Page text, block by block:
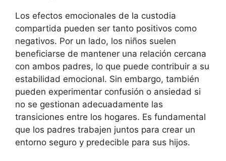
Los efectos emocionales de la custodia
compartida pueden ser tanto positivos como
negativos. Por un lado, los niños suelen
beneficiarse de mantener una relación cercana
con ambos padres, lo que puede contribuir a su
estabilidad emocional. Sin embargo, también
pueden experimentar confusión o ansiedad si
no se gestionan adecuadamente las
transiciones entre los hogares. Es fundamental
que los padres trabajen juntos para crear un
entorno seguro y predecible para sus hijos.